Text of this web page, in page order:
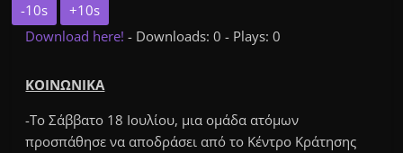
-10s
+10s
Download here!- Downloads: 0 - Plays: 0
ΚΟΙΝΩΝΙΚΑ
-Το Σάββατο 18 Ιουλίου, μια ομάδα ατόμων
προσπάθησε να αποδράσει από το Κέντρο Κράτησης